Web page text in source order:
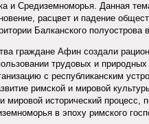
и Средиземноморья. Данная
расцвет и падение
Балканского полуострова
граждане Афин создали
трудовых и
с республиканским
римской и мировой
мировой исторический
в эпоху римского